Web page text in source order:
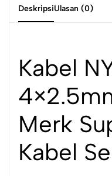
DeskripsiUlasan (0)
Kabel
Merk
Kabel